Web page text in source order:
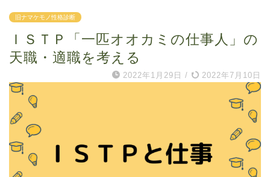
旧ナマケモノ性格診断
ＩＳＴＰ「一匹オオカミの仕事人」の
天職・適職を考える
2022年1月29日 / 2022年7月10日